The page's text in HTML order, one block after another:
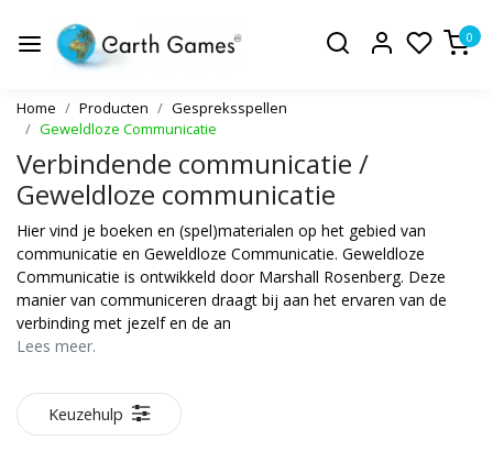
0
Home Producten
Gespreksspellen
Geweldloze Communicatie
Verbindende communicatie /
Geweldloze communicatie
Hier vind je boeken en (spel)materialen op het gebied van
communicatie en Geweldloze Communicatie. Geweldloze
Communicatie is ontwikkeld door Marshall Rosenberg. Deze
manier van communiceren draagt bij aan het ervaren van de
verbinding met jezelf en de an
Lees meer.
Keuzehulp